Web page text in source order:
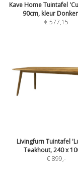
Kave Home Tuintafel
90cm, kleur
€ 577,15
Livingfurn Tuintafel
Teakhout, 240 x
€ 899,-